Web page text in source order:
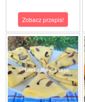
Zobacz przepis!